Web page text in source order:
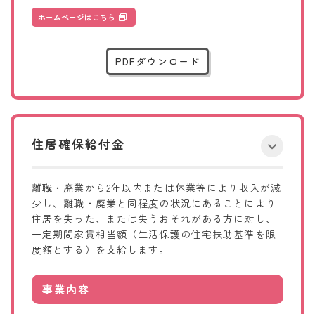
ホームページはこちら
PDFダウンロード
住居確保給付金
離職・廃業から2年以内または休業等により収入が減
少し、離職・廃業と同程度の状況にあることにより
住居を失った、または失うおそれがある方に対し、
一定期間家賃相当額（生活保護の住宅扶助基準を限
度額とする）を支給します。
事業内容